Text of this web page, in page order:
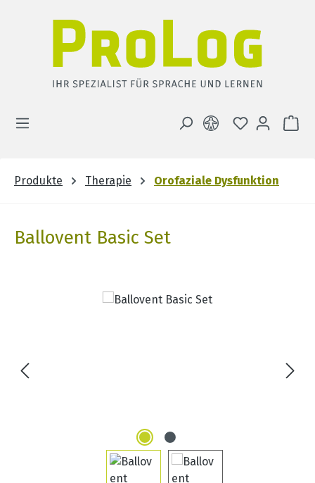
DU HAST 0
Produkte Therapie Orofaziale Dysfunktion
Ballovent Basic Set
Bildergalerie überspringen